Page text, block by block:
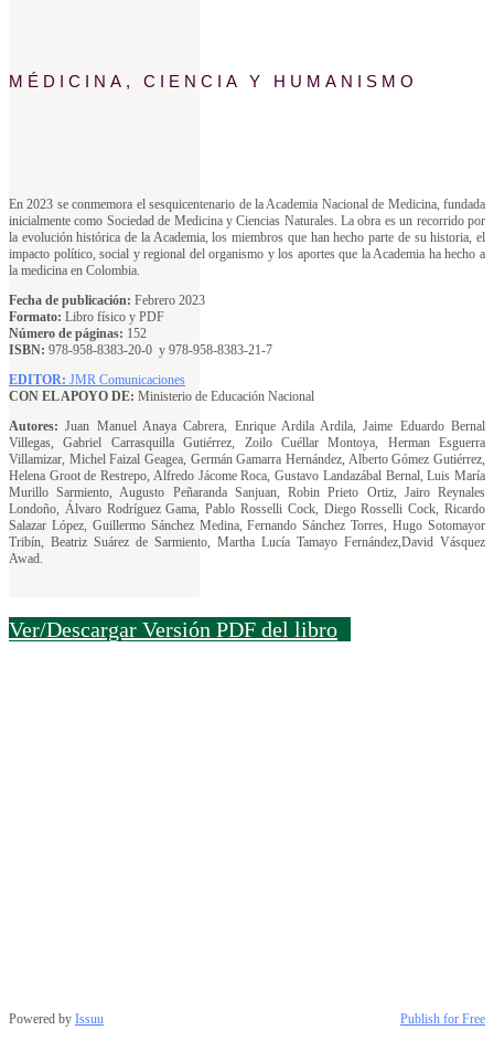
MÉDICINA, CIENCIA Y HUMANISMO
En 2023 se conmemora el sesquicentenario de la Academia Nacional de Medicina, fundada
inicialmente como Sociedad de Medicina y Ciencias Naturales. La obra es un recorrido por
la evolución histórica de la Academia, los miembros que han hecho parte de su historia, el
impacto político, social y regional del organismo y los aportes que la Academia ha hecho a
la medicina en Colombia.
Fecha de publicación: Febrero 2023
Formato: Libro físico y PDF
Número de páginas: 152
ISBN: 978-958-8383-20-0 y 978-958-8383-21-7
EDITOR: JMR Comunicaciones
CON EL APOYO DE: Ministerio de Educación Nacional
Autores: Juan Manuel Anaya Cabrera, Enrique Ardila Ardila, Jaime Eduardo Bernal
Villegas, Gabriel Carrasquilla Gutiérrez, Zoilo Cuéllar Montoya, Herman Esguerra
Villamizar, Michel Faizal Geagea, Germán Gamarra Hernández, Alberto Gómez Gutiérrez,
Helena Groot de Restrepo, Alfredo Jácome Roca, Gustavo Landazábal Bernal, Luis María
Murillo Sarmiento, Augusto Peñaranda Sanjuan, Robin Prieto Ortiz, Jairo Reynales
Londoño, Álvaro Rodríguez Gama, Pablo Rosselli Cock, Diego Rosselli Cock, Ricardo
Salazar López, Guillermo Sánchez Medina, Fernando Sánchez Torres, Hugo Sotomayor
Tribín, Beatriz Suárez de Sarmiento, Martha Lucía Tamayo Fernández,David Vásquez
Awad.
Ver/Descargar Versión PDF del libro
Powered by Issuu Publish for Free